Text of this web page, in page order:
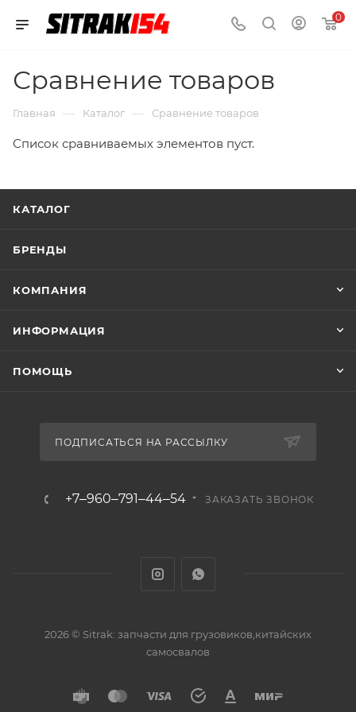
0
Сравнение товаров
Главная — Каталог — Сравнение товаров
Список сравниваемых элементов пуст.
КАТАЛОГ
БРЕНДЫ
КОМПАНИЯ
ИНФОРМАЦИЯ
ПОМОЩЬ
ПОДПИСАТЬСЯ НА РАССЫЛКУ
+7‒960‒791‒44‒54 ЗАКАЗАТЬ ЗВОНОК
2026 © Sitrak: запчасти для грузовиков,китайских
самосвалов